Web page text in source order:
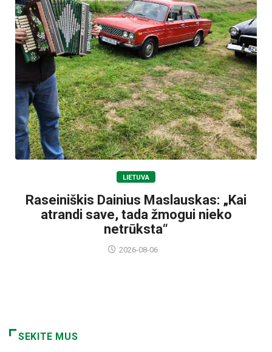
LIETUVA
Raseiniškis Dainius Maslauskas: „Kai
atrandi save, tada žmogui nieko
netrūksta“
2026-08-06
SEKITE MUS